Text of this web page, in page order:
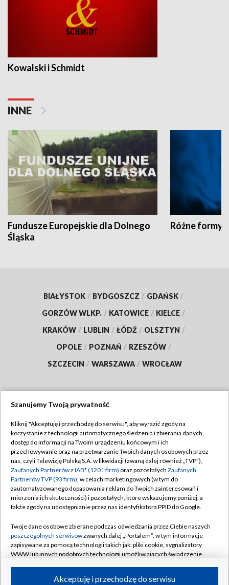
Kowalski i Schmidt
INNE
Fundusze Europejskie dla Dolnego
Śląska
Różne formy
BIAŁYSTOK / BYDGOSZCZ / GDAŃSK /
GORZÓW WLKP. / KATOWICE / KIELCE /
KRAKÓW / LUBLIN / ŁÓDŹ / OLSZTYN /
OPOLE / POZNAŃ / RZESZÓW /
SZCZECIN / WARSZAWA / WROCŁAW
TVP
Abonament TVP
Emisja w TVP
Centrum informacji TVP
Naziemna Telewizja Cyfrowa
Rada Programowa
System NOS
Informacje o nadawcy
Regulamin TVP
Polityka prywatności
Moje zgody
Pomoc
Kontakt
Kanały
Szanujemy Twoją prywatność
Kliknij "Akceptuję i przechodzę do serwisu", aby wyrazić zgody na
korzystanie z technologii automatycznego śledzenia i zbierania danych,
dostęp do informacji na Twoim urządzeniu końcowym i ich
przechowywanie oraz na przetwarzanie Twoich danych osobowych przez
nas, czyli Telewizję Polską S.A. w likwidacji (zwaną dalej również „TVP”),
Zaufanych Partnerów z IAB* (1201 firm) oraz pozostałych Zaufanych
Partnerów TVP (93 firm), w celach marketingowych (w tym do
zautomatyzowanego dopasowania reklam do Twoich zainteresowań i
mierzenia ich skuteczności) i pozostałych, które wskazujemy poniżej, a
także zgody na udostępnianie przez nas identyfikatora PPID do Google.
Twoje dane osobowe zbierane podczas odwiedzania przez Ciebie naszych
poszczególnych serwisówzwanych dalej „Portalem”, w tym informacje
zapisywane za pomocą technologii takich jak: pliki cookie, sygnalizatory
WWW lub innych podobnych technologii umożliwiających świadczenie
ruchu w Internecie.Akceptuję i przechodzę do serwisu